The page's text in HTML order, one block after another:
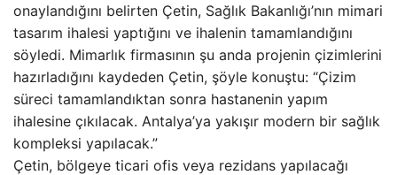
onaylandığını belirten Çetin, Sağlık Bakanlığı’nın mimari
tasarım ihalesi yaptığını ve ihalenin tamamlandığını
söyledi. Mimarlık firmasının şu anda projenin çizimlerini
hazırladığını kaydeden Çetin, şöyle konuştu: “Çizim
süreci tamamlandıktan sonra hastanenin yapım
ihalesine çıkılacak. Antalya’ya yakışır modern bir sağlık
kompleksi yapılacak.”
Çetin, bölgeye ticari ofis veya rezidans yapılacağı